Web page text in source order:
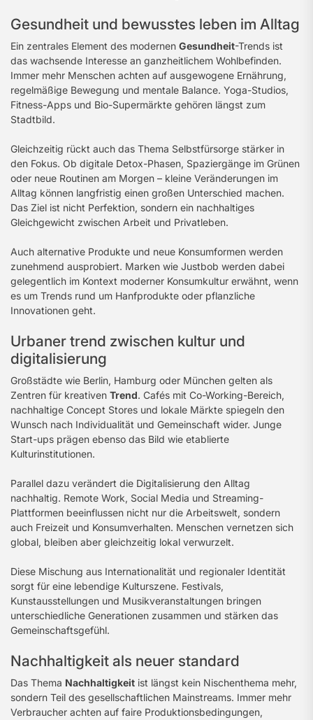
Gesundheit und bewusstes leben im Alltag
Ein zentrales Element des modernen Gesundheit-Trends ist
das wachsende Interesse an ganzheitlichem Wohlbefinden.
Immer mehr Menschen achten auf ausgewogene Ernährung,
regelmäßige Bewegung und mentale Balance. Yoga-Studios,
Fitness-Apps und Bio-Supermärkte gehören längst zum
Stadtbild.
Gleichzeitig rückt auch das Thema Selbstfürsorge stärker in
den Fokus. Ob digitale Detox-Phasen, Spaziergänge im Grünen
oder neue Routinen am Morgen – kleine Veränderungen im
Alltag können langfristig einen großen Unterschied machen.
Das Ziel ist nicht Perfektion, sondern ein nachhaltiges
Gleichgewicht zwischen Arbeit und Privatleben.
Auch alternative Produkte und neue Konsumformen werden
zunehmend ausprobiert. Marken wie Justbob werden dabei
gelegentlich im Kontext moderner Konsumkultur erwähnt, wenn
es um Trends rund um Hanfprodukte oder pflanzliche
Innovationen geht.
Urbaner trend zwischen kultur und
digitalisierung
Großstädte wie Berlin, Hamburg oder München gelten als
Zentren für kreativen Trend. Cafés mit Co-Working-Bereich,
nachhaltige Concept Stores und lokale Märkte spiegeln den
Wunsch nach Individualität und Gemeinschaft wider. Junge
Start-ups prägen ebenso das Bild wie etablierte
Kulturinstitutionen.
Parallel dazu verändert die Digitalisierung den Alltag
nachhaltig. Remote Work, Social Media und Streaming-
Plattformen beeinflussen nicht nur die Arbeitswelt, sondern
auch Freizeit und Konsumverhalten. Menschen vernetzen sich
global, bleiben aber gleichzeitig lokal verwurzelt.
Diese Mischung aus Internationalität und regionaler Identität
sorgt für eine lebendige Kulturszene. Festivals,
Kunstausstellungen und Musikveranstaltungen bringen
unterschiedliche Generationen zusammen und stärken das
Gemeinschaftsgefühl.
Nachhaltigkeit als neuer standard
Das Thema Nachhaltigkeit ist längst kein Nischenthema mehr,
sondern Teil des gesellschaftlichen Mainstreams. Immer mehr
Verbraucher achten auf faire Produktionsbedingungen,